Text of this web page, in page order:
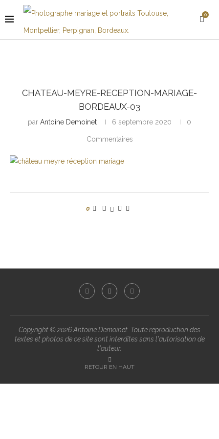
0
CHATEAU-MEYRE-RECEPTION-MARIAGE-
BORDEAUX-03
par Antoine Demoinet 6 septembre 2020 0
Commentaires
0
Copyright © 2026 Antoine Demoinet. Toute reproduction des
textes et photos de ce site sont interdites sans l'autorisation de
l'auteur.
RETOUR EN HAUT